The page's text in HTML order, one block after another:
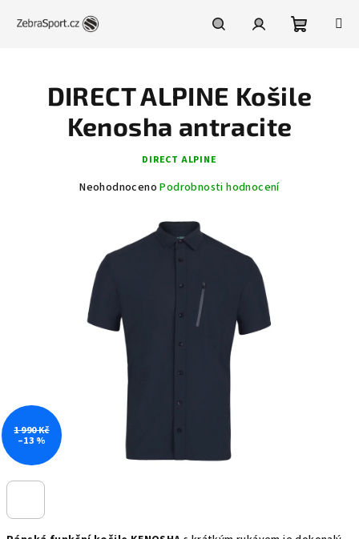
košík
DIRECT ALPINE Košile
Kenosha antracite
DIRECT ALPINE
Průměrné
hvězdiček.
Neohodnoceno Podrobnosti hodnocení
1 990 Kč
–13 %